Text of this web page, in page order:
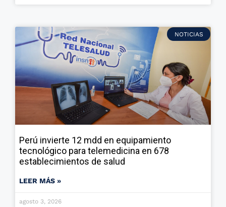
NOTICIAS
Perú invierte 12 mdd en equipamiento
tecnológico para telemedicina en 678
establecimientos de salud
LEER MÁS »
agosto 3, 2026